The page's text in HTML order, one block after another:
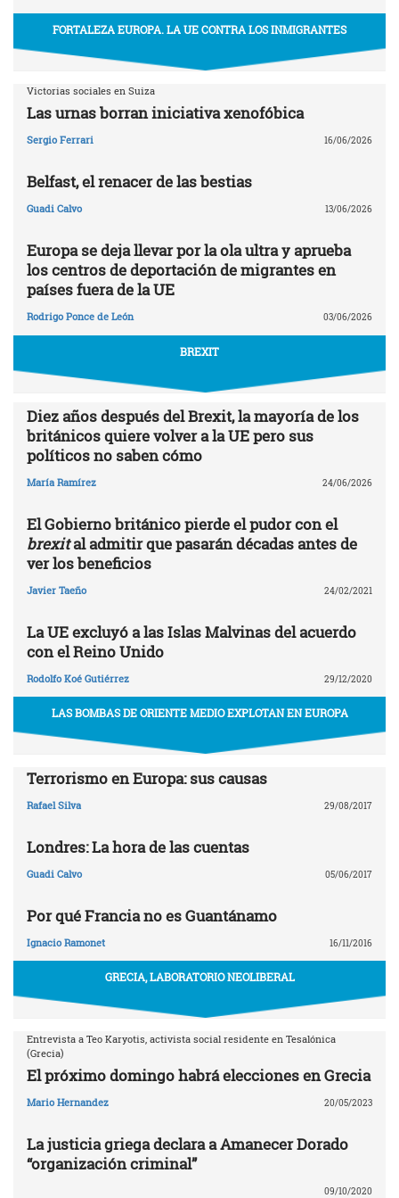
FORTALEZA EUROPA. LA UE CONTRA LOS INMIGRANTES
Victorias sociales en Suiza
Las urnas borran iniciativa xenofóbica
Sergio Ferrari 16/06/2026
Belfast, el renacer de las bestias
Guadi Calvo 13/06/2026
Europa se deja llevar por la ola ultra y aprueba
los centros de deportación de migrantes en
países fuera de la UE
Rodrigo Ponce de León 03/06/2026
BREXIT
Diez años después del Brexit, la mayoría de los
británicos quiere volver a la UE pero sus
políticos no saben cómo
María Ramírez 24/06/2026
El Gobierno británico pierde el pudor con el
brexital admitir que pasarán décadas antes de
ver los beneficios
Javier Taeño 24/02/2021
La UE excluyó a las Islas Malvinas del acuerdo
con el Reino Unido
Rodolfo Koé Gutiérrez 29/12/2020
LAS BOMBAS DE ORIENTE MEDIO EXPLOTAN EN EUROPA
Terrorismo en Europa: sus causas
Rafael Silva 29/08/2017
Londres: La hora de las cuentas
Guadi Calvo 05/06/2017
Por qué Francia no es Guantánamo
Ignacio Ramonet 16/11/2016
GRECIA, LABORATORIO NEOLIBERAL
Entrevista a Teo Karyotis, activista social residente en Tesalónica
(Grecia)
El próximo domingo habrá elecciones en Grecia
Mario Hernandez 20/05/2023
La justicia griega declara a Amanecer Dorado
“organización criminal”
09/10/2020